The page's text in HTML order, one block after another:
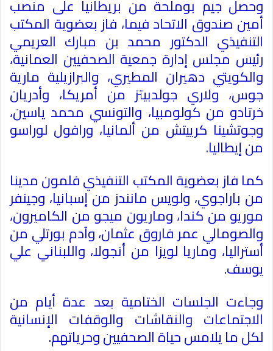
وحصل جيم بوملحة من بريطانيا على منصب
أمين صندوق الاتحاد فيما، فاز بعضوية المكتب
التنفيذي الدكتور محمد بن مبارك العريمي
رئيس مجلس إدارة جمعية الصحفيين العمانية،
والكويتي دهيران المطيري، والبرازيلية مارية
جوس، ولاري جولدبيتز من أمريكا، وأدريان
خرتادو من كولومبيا، والتونسي محمد ياسين،
وجوتشينا كرييتش من ألمانيا، ورافول لوراسو
من إيطاليا.
كما فاز بعضوية المكتب التنفيذي فلمون مدينا
من باراجوي، ولويس مانندز من إسبانيا، وجينفر
موريو من كندا، وماريون ميجو من الكاميرون،
والصومالي عمر فاروق عثمان، وآدم بورتلي من
أستراليا، وماريا لويزا من أنجولا، واللبناني علي
يوسف.
وجاءت الجلسات الختامية بعد عدة أيام من
الاجتماعات والنقاشات والوقفات الإنسانية
لكل ما يلامس حياة الصحفيين وحرياتهم.